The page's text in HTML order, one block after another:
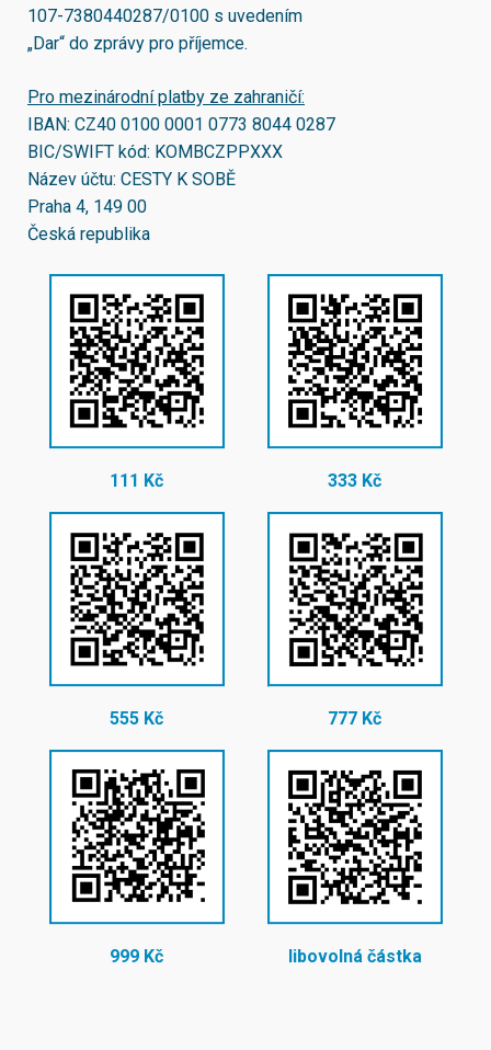
107-7380440287/0100 s uvedením
„Dar“ do zprávy pro příjemce.
Pro mezinárodní platby ze zahraničí:
IBAN: CZ40 0100 0001 0773 8044 0287
BIC/SWIFT kód: KOMBCZPPXXX
Název účtu: CESTY K SOBĚ
Praha 4, 149 00
Česká republika
111 Kč 333 Kč
555 Kč 777 Kč
999 Kč libovolná částka